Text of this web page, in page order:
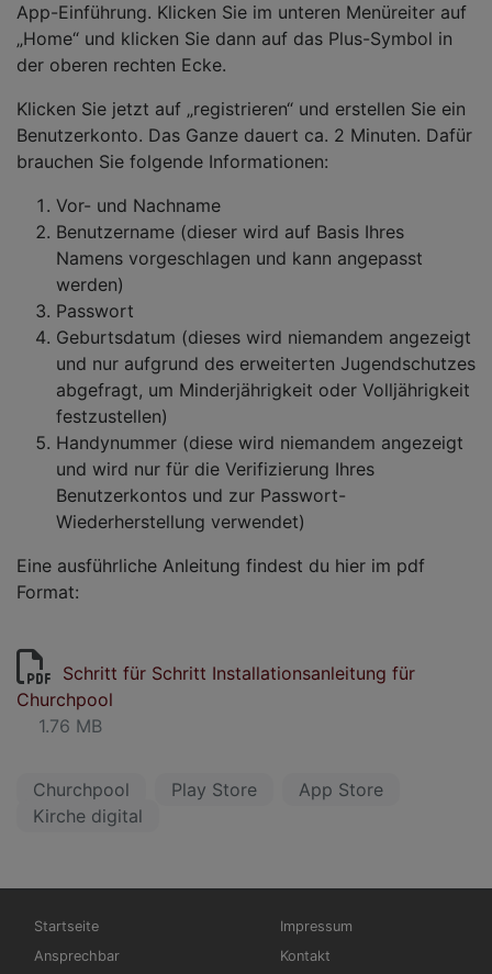
App-Einführung. Klicken Sie im unteren Menüreiter auf
„Home“ und klicken Sie dann auf das Plus-Symbol in
der oberen rechten Ecke.
Klicken Sie jetzt auf „registrieren“ und erstellen Sie ein
Benutzerkonto. Das Ganze dauert ca. 2 Minuten. Dafür
brauchen Sie folgende Informationen:
Vor- und Nachname
Benutzername (dieser wird auf Basis Ihres
Namens vorgeschlagen und kann angepasst
werden)
Passwort
Geburtsdatum (dieses wird niemandem angezeigt
und nur aufgrund des erweiterten Jugendschutzes
abgefragt, um Minderjährigkeit oder Volljährigkeit
festzustellen)
Handynummer (diese wird niemandem angezeigt
und wird nur für die Verifizierung Ihres
Benutzerkontos und zur Passwort-
Wiederherstellung verwendet)
Eine ausführliche Anleitung findest du hier im pdf
Format:
Schritt für Schritt Installationsanleitung für
Churchpool
1.76 MB
Churchpool Play Store
App Store
Kirche digital
Hauptnavigation
Startseite
Ansprechbar
Fußbereichsmenü
Impressum
Kontakt